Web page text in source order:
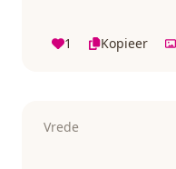
1 Kopieer
Vrede